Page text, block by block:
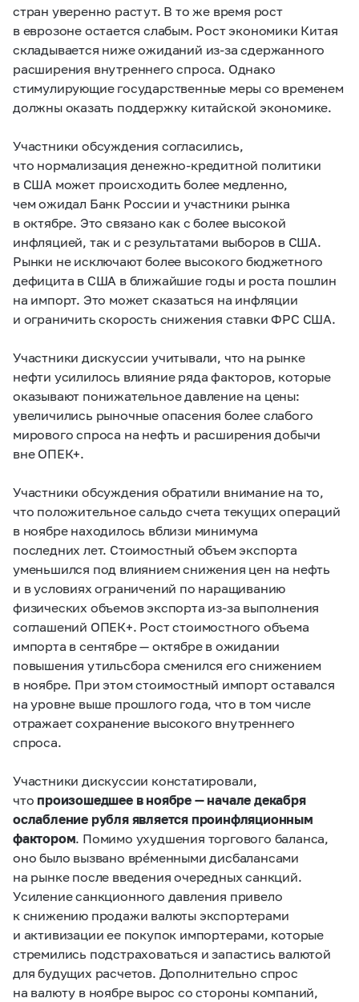
стран уверенно растут. В то же время рост
в еврозоне остается слабым. Рост экономики Китая
складывается ниже ожиданий из‑за сдержанного
расширения внутреннего спроса. Однако
стимулирующие государственные меры со временем
должны оказать поддержку китайской экономике.
Участники обсуждения согласились,
что нормализация денежно-кредитной политики
в США может происходить более медленно,
чем ожидал Банк России и участники рынка
в октябре. Это связано как с более высокой
инфляцией, так и с результатами выборов в США.
Рынки не исключают более высокого бюджетного
дефицита в США в ближайшие годы и роста пошлин
на импорт. Это может сказаться на инфляции
и ограничить скорость снижения ставки ФРС США.
Участники дискуссии учитывали, что на рынке
нефти усилилось влияние ряда факторов, которые
оказывают понижательное давление на цены:
увеличились рыночные опасения более слабого
мирового спроса на нефть и расширения добычи
вне ОПЕК+.
Участники обсуждения обратили внимание на то,
что положительное сальдо счета текущих операций
в ноябре находилось вблизи минимума
последних лет. Стоимостный объем экспорта
уменьшился под влиянием снижения цен на нефть
и в условиях ограничений по наращиванию
физических объемов экспорта из‑за выполнения
соглашений ОПЕК+. Рост стоимостного объема
импорта в сентябре — октябре в ожидании
повышения утильсбора сменился его снижением
в ноябре. При этом стоимостный импорт оставался
на уровне выше прошлого года, что в том числе
отражает сохранение высокого внутреннего
спроса.
Участники дискуссии констатировали,
что произошедшее в ноябре — начале декабря
ослабление рубля является проинфляционным
фактором. Помимо ухудшения торгового баланса,
оно было вызвано врéменными дисбалансами
на рынке после введения очередных санкций.
Усиление санкционного давления привело
к снижению продажи валюты экспортерами
и активизации ее покупок импортерами, которые
стремились подстраховаться и запастись валютой
для будущих расчетов. Дополнительно спрос
на валюту в ноябре вырос со стороны компаний,